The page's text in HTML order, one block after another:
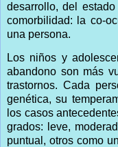
desarrollo, del
comorbilidad: la co-
una persona.
Los niños y
abandono son más
trastornos. Cada
genética, su
los casos
grados: leve,
puntual, otros como